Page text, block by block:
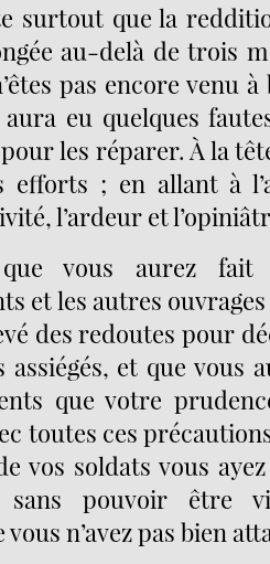
surtout que la
au-delà de trois
pas encore venu
eu quelques
les réparer. À la
efforts ; en allant à
l’ardeur et
vous aurez fait
et les autres
des redoutes pour
assiégés, et que vous
que votre
toutes ces
vos soldats vous
pouvoir être
n’avez pas bien